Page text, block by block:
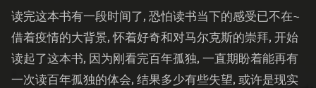
读完这本书有一段时间了, 恐怕读书当下的感受已不在~
借着疫情的大背景, 怀着好奇和对马尔克斯的崇拜, 开始
读起了这本书, 因为刚看完百年孤独, 一直期盼着能再有
一次读百年孤独的体会, 结果多少有些失望, 或许是现实